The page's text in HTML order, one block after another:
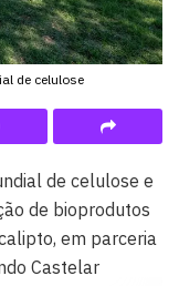
de celulose
de celulose e
de bioprodutos
em parceria
Castelar